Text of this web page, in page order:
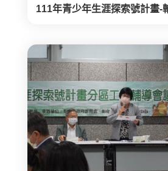
111年青少年生涯探索號計畫-